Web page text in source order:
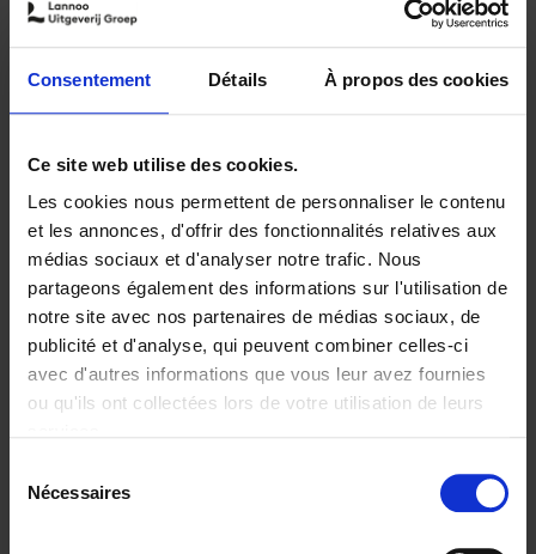
Consentement Détails À propos des cookies
Ce site web utilise des cookies.
Les cookies nous permettent de personnaliser le contenu
et les annonces, d'offrir des fonctionnalités relatives aux
médias sociaux et d'analyser notre trafic. Nous
partageons également des informations sur l'utilisation de
notre site avec nos partenaires de médias sociaux, de
publicité et d'analyse, qui peuvent combiner celles-ci
avec d'autres informations que vous leur avez fournies
ou qu'ils ont collectées lors de votre utilisation de leurs
Nécessaires
The Digital Leadership
Practice Test (EN)
Stijn Viaene
Couverture souple
2026 159
Ajouter au panier
The Offer You Can't
Refuse